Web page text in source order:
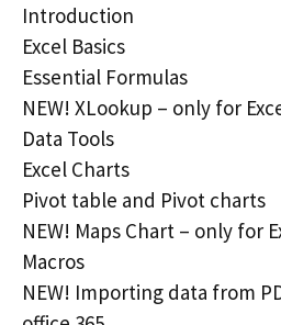
Introduction
Excel Basics
Essential Formulas
NEW! XLookup – only for
Data Tools
Excel Charts
Pivot table and Pivot charts
NEW! Maps Chart – only for
Macros
NEW! Importing data from